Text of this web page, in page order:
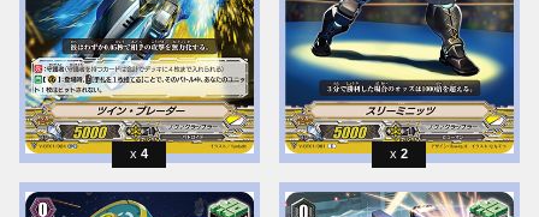
4 2